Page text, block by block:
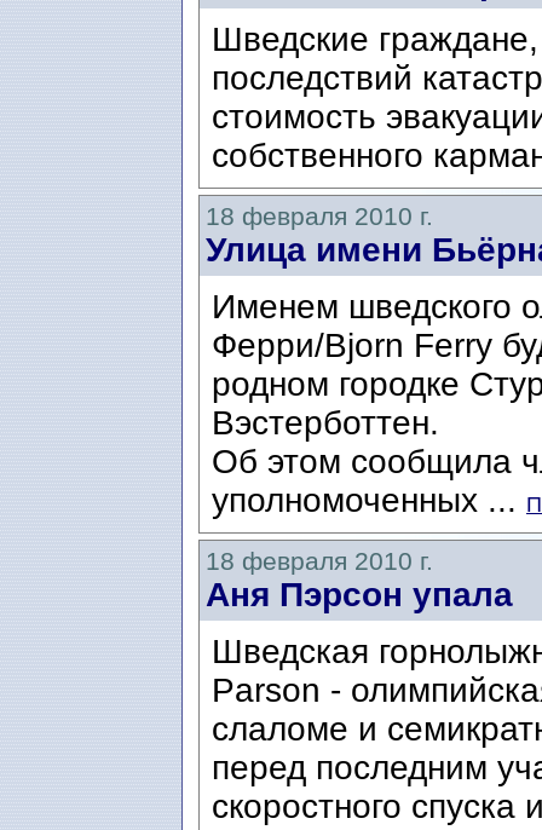
Шведские
последствий
стоимость
собственного
18 февраля 2010 г.
Улица имени
Именем шведского
Ферри/Bjorn Ferry
родном городке
Вэстерботтен.
Об этом сообщила
уполномоченных ...
18 февраля 2010 г.
Аня Пэрсон упала
Шведская
Parson -
слаломе и
перед последним
скоростного спуска